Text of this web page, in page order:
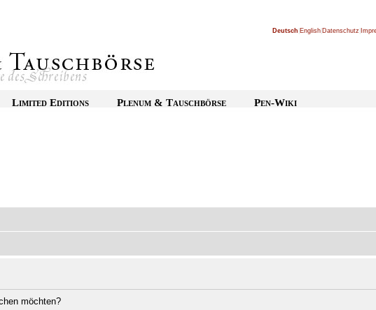
Deutsch English Datenschutz
Limited Editions Plenum & Tauschbörse Pen-Wiki
möchten?